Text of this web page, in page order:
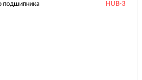
подшипника HUB-3